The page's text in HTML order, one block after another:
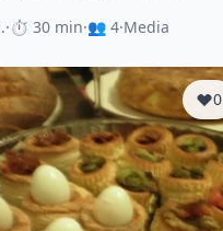
·⏱ 30 min·👥 4·Media
0